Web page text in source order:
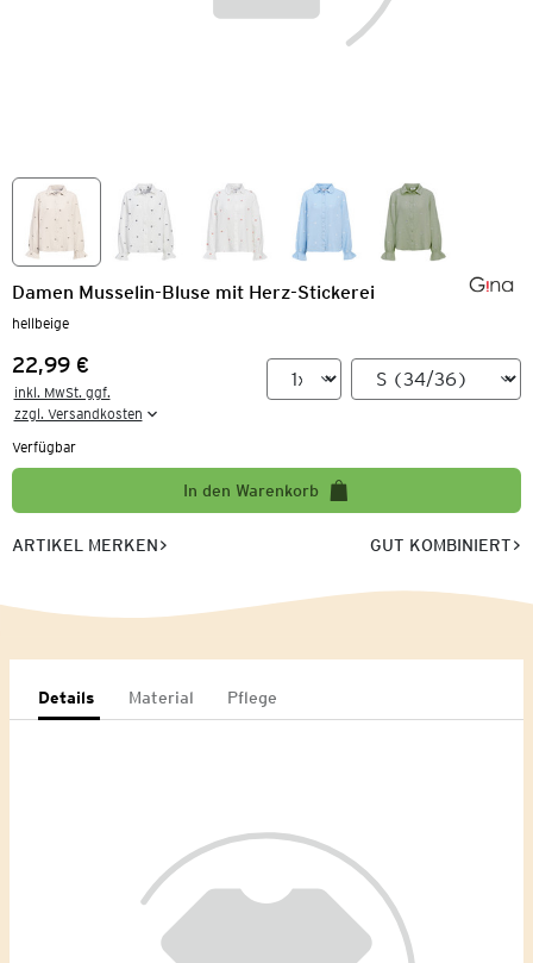
Damen Musselin-Bluse mit Herz-Stickerei
hellbeige
Preis:
22,99 €
inkl. MwSt. ggf.
zzgl. Versandkosten
Verfügbar
In den Warenkorb
ARTIKEL MERKEN GUT KOMBINIERT
Details Material Pflege